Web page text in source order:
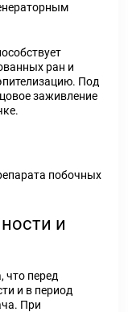
ран и
Под
заживление
побочных
и
что перед
и в период
При